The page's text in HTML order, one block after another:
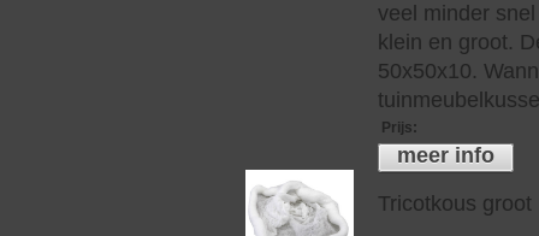
veel minder
klein en groot.
50x50x10.
Prijs:
meer info
Tricotkous groot